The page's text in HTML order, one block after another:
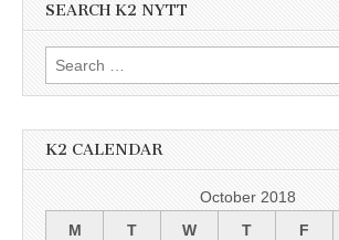
SEARCH K2 NYTT
Search
for:
K2 CALENDAR
October 2018
M
T W T F